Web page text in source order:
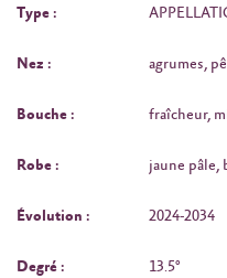
Type :
Nez : agrumes,
Bouche : fraîcheur,
Robe : jaune
Évolution : 2024‑2034
Degré : 13.5°